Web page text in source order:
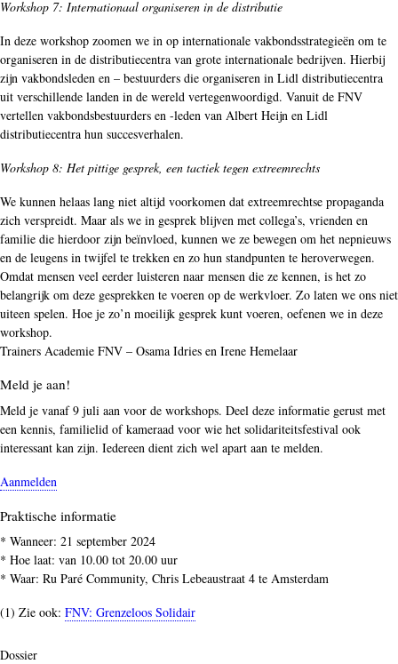
Workshop 7: Internationaal organiseren in de distributie
In deze workshop zoomen we in op internationale vakbondsstrategieën om te
organiseren in de distributiecentra van grote internationale bedrijven. Hierbij
zijn vakbondsleden en – bestuurders die organiseren in Lidl distributiecentra
uit verschillende landen in de wereld vertegenwoordigd. Vanuit de FNV
vertellen vakbondsbestuurders en -leden van Albert Heijn en Lidl
distributiecentra hun succesverhalen.
Workshop 8: Het pittige gesprek, een tactiek tegen extreemrechts
We kunnen helaas lang niet altijd voorkomen dat extreemrechtse propaganda
zich verspreidt. Maar als we in gesprek blijven met collega’s, vrienden en
familie die hierdoor zijn beïnvloed, kunnen we ze bewegen om het nepnieuws
en de leugens in twijfel te trekken en zo hun standpunten te heroverwegen.
Omdat mensen veel eerder luisteren naar mensen die ze kennen, is het zo
belangrijk om deze gesprekken te voeren op de werkvloer. Zo laten we ons niet
uiteen spelen. Hoe je zo’n moeilijk gesprek kunt voeren, oefenen we in deze
workshop.
Trainers Academie FNV – Osama Idries en Irene Hemelaar
Meld je aan!
Meld je vanaf 9 juli aan voor de workshops. Deel deze informatie gerust met
een kennis, familielid of kameraad voor wie het solidariteitsfestival ook
interessant kan zijn. Iedereen dient zich wel apart aan te melden.
Aanmelden
Praktische informatie
* Wanneer: 21 september 2024
* Hoe laat: van 10.00 tot 20.00 uur
* Waar: Ru Paré Community, Chris Lebeaustraat 4 te Amsterdam
(1) Zie ook: FNV: Grenzeloos Solidair
Dossier